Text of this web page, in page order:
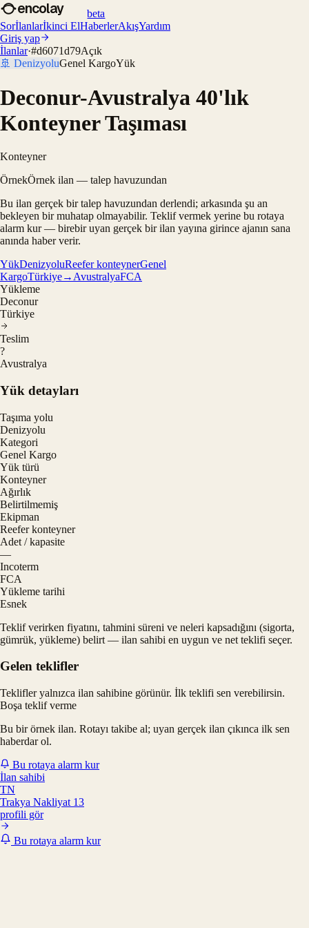
encolay
beta
Sorİlanlarİkinci ElHaberlerAkışYardım
Giriş yap
İlanlar·#d6071d79Açık
🚢 DenizyoluGenel KargoYük
Deconur-Avustralya 40'lık
Konteyner Taşıması
Konteyner
ÖrnekÖrnek ilan — talep havuzundan
Bu ilan gerçek bir talep havuzundan derlendi; arkasında şu an
bekleyen bir muhatap olmayabilir. Teklif vermek yerine bu rotaya
alarm kur — birebir uyan gerçek bir ilan yayına girince ajanın sana
anında haber verir.
YükDenizyoluReefer konteynerGenel
KargoTürkiye→AvustralyaFCA
Yükleme
Deconur
Türkiye
Teslim
?
Avustralya
Yük detayları
Taşıma yolu
Denizyolu
Kategori
Genel Kargo
Yük türü
Konteyner
Ağırlık
Belirtilmemiş
Ekipman
Reefer konteyner
Adet / kapasite
—
Incoterm
FCA
Yükleme tarihi
Esnek
Teklif verirken fiyatını, tahmini süreni ve neleri kapsadığını (sigorta,
gümrük, yükleme) belirt — ilan sahibi en uygun ve net teklifi seçer.
Gelen teklifler
Teklifler yalnızca ilan sahibine görünür. İlk teklifi sen verebilirsin.
Boşa teklif verme
Bu bir örnek ilan. Rotayı takibe al; uyan gerçek ilan çıkınca ilk sen
haberdar ol.
Bu rotaya alarm kur
İlan sahibi
TN
Trakya Nakliyat 13
profili gör
Bu rotaya alarm kur